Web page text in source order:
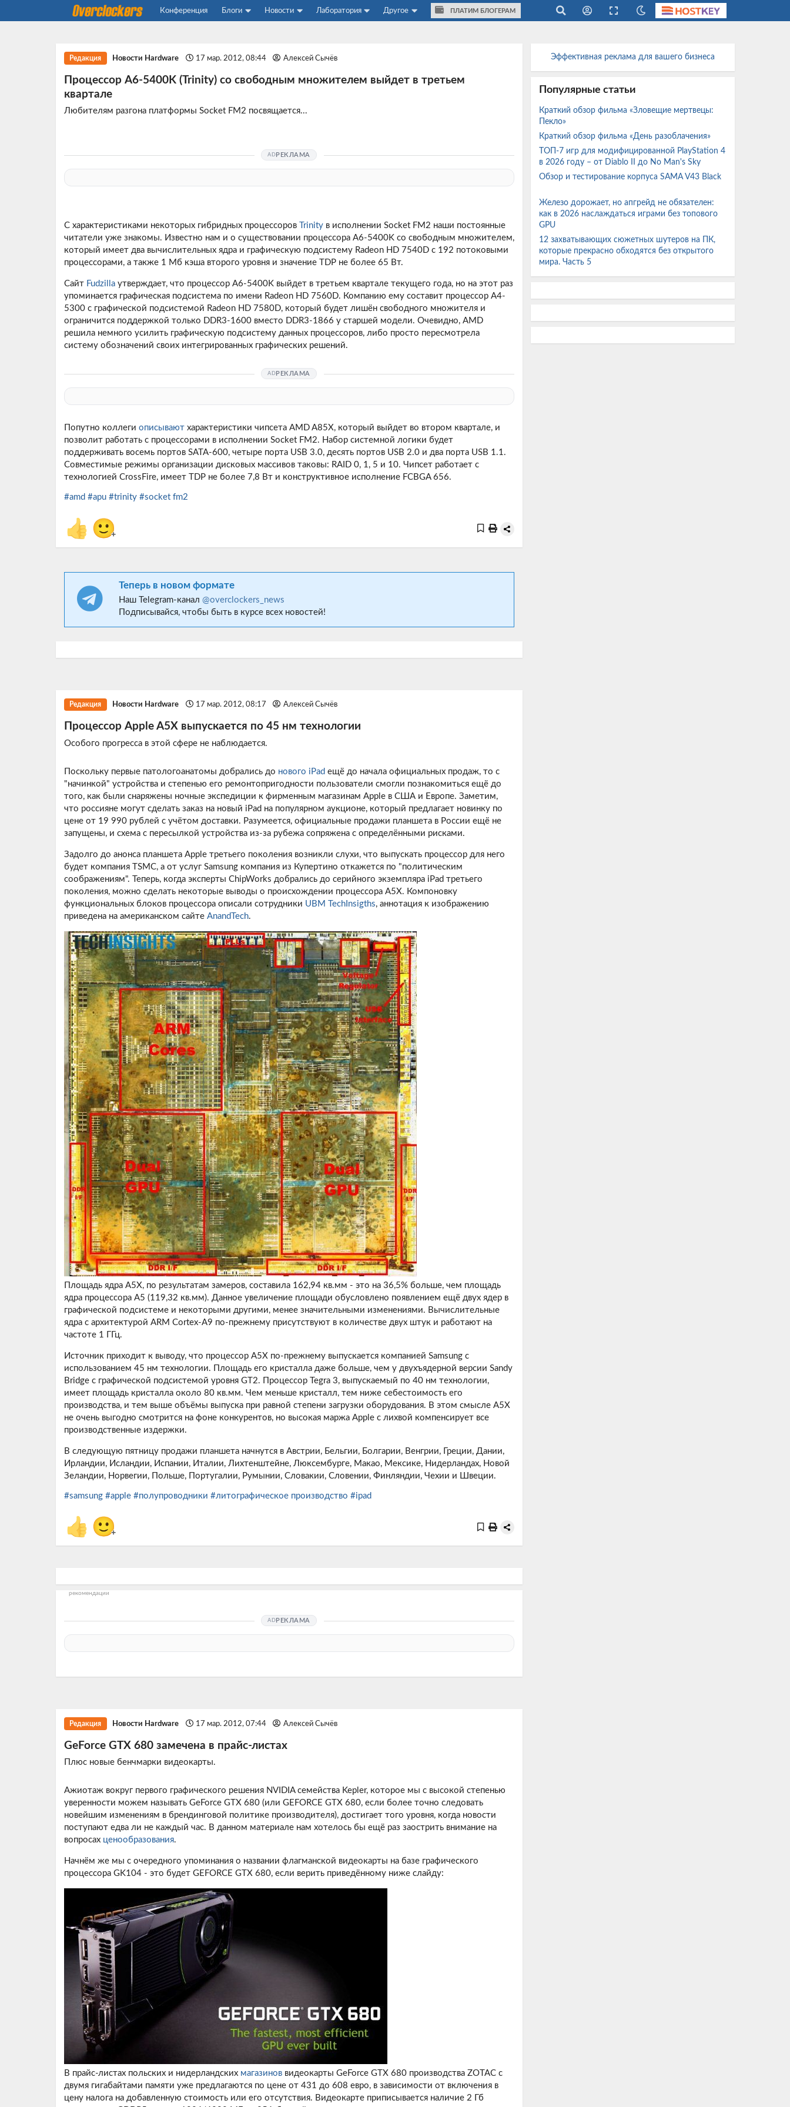
Конференция Блоги Новости Лаборатория Другое ПЛАТИМ БЛОГЕРАМ
Редакция Новости Hardware 17 мар. 2012, 08:44 Алексей Сычёв
Процессор A6-5400K (Trinity) со свободным множителем выйдет в третьем
квартале
Любителям разгона платформы Socket FM2 посвящается...
РЕКЛАМА
С характеристиками некоторых гибридных процессоров Trinityв исполнении Socket FM2 наши постоянные
читатели уже знакомы. Известно нам и о существовании процессора A6-5400K со свободным множителем,
который имеет два вычислительных ядра и графическую подсистему Radeon HD 7540D с 192 потоковыми
процессорами, а также 1 Мб кэша второго уровня и значение TDP не более 65 Вт.
Сайт Fudzillaутверждает, что процессор A6-5400K выйдет в третьем квартале текущего года, но на этот раз
упоминается графическая подсистема по имени Radeon HD 7560D. Компанию ему составит процессор A4-
5300 с графической подсистемой Radeon HD 7580D, который будет лишён свободного множителя и
ограничится поддержкой только DDR3-1600 вместо DDR3-1866 у старшей модели. Очевидно, AMD
решила немного усилить графическую подсистему данных процессоров, либо просто пересмотрела
систему обозначений своих интегрированных графических решений.
РЕКЛАМА
Попутно коллеги описываютхарактеристики чипсета AMD A85X, который выйдет во втором квартале, и
позволит работать с процессорами в исполнении Socket FM2. Набор системной логики будет
поддерживать восемь портов SATA-600, четыре порта USB 3.0, десять портов USB 2.0 и два порта USB 1.1.
Совместимые режимы организации дисковых массивов таковы: RAID 0, 1, 5 и 10. Чипсет работает с
технологией CrossFire, имеет TDP не более 7,8 Вт и конструктивное исполнение FCBGA 656.
#amd #apu #trinity #socket fm2
👍 🙂
+
Теперь в новом формате
Наш Telegram-канал @overclockers_news
Подписывайся, чтобы быть в курсе всех новостей!
Редакция Новости Hardware 17 мар. 2012, 08:17 Алексей Сычёв
Процессор Apple A5X выпускается по 45 нм технологии
Особого прогресса в этой сфере не наблюдается.
Поскольку первые патологоанатомы добрались до нового iPad ещё до начала официальных продаж, то с
"начинкой" устройства и степенью его ремонтопригодности пользователи смогли познакомиться ещё до
того, как были снаряжены ночные экспедиции к фирменным магазинам Apple в США и Европе. Заметим,
что россияне могут сделать заказ на новый iPad на популярном аукционе, который предлагает новинку по
цене от 19 990 рублей с учётом доставки. Разумеется, официальные продажи планшета в России ещё не
запущены, и схема с пересылкой устройства из-за рубежа сопряжена с определёнными рисками.
Задолго до анонса планшета Apple третьего поколения возникли слухи, что выпускать процессор для него
будет компания TSMC, а от услуг Samsung компания из Купертино откажется по "политическим
соображениям". Теперь, когда эксперты ChipWorks добрались до серийного экземпляра iPad третьего
поколения, можно сделать некоторые выводы о происхождении процессора A5X. Компоновку
функциональных блоков процессора описали сотрудники UBM TechInsigths, аннотация к изображению
приведена на американском сайте AnandTech.
Площадь ядра A5X, по результатам замеров, составила 162,94 кв.мм - это на 36,5% больше, чем площадь
ядра процессора A5 (119,32 кв.мм). Данное увеличение площади обусловлено появлением ещё двух ядер в
графической подсистеме и некоторыми другими, менее значительными изменениями. Вычислительные
ядра с архитектурой ARM Cortex-A9 по-прежнему присутствуют в количестве двух штук и работают на
частоте 1 ГГц.
Источник приходит к выводу, что процессор A5X по-прежнему выпускается компанией Samsung с
использованием 45 нм технологии. Площадь его кристалла даже больше, чем у двухъядерной версии Sandy
Bridge с графической подсистемой уровня GT2. Процессор Tegra 3, выпускаемый по 40 нм технологии,
имеет площадь кристалла около 80 кв.мм. Чем меньше кристалл, тем ниже себестоимость его
производства, и тем выше объёмы выпуска при равной степени загрузки оборудования. В этом смысле A5X
не очень выгодно смотрится на фоне конкурентов, но высокая маржа Apple с лихвой компенсирует все
производственные издержки.
В следующую пятницу продажи планшета начнутся в Австрии, Бельгии, Болгарии, Венгрии, Греции, Дании,
Ирландии, Исландии, Испании, Италии, Лихтенштейне, Люксембурге, Макао, Мексике, Нидерландах, Новой
Зеландии, Норвегии, Польше, Португалии, Румынии, Словакии, Словении, Финляндии, Чехии и Швеции.
#samsung #apple #полупроводники #литографическое производство #ipad
👍 🙂
+
рекомендации
РЕКЛАМА
Редакция Новости Hardware 17 мар. 2012, 07:44 Алексей Сычёв
GeForce GTX 680 замечена в прайс-листах
Плюс новые бенчмарки видеокарты.
Ажиотаж вокруг первого графического решения NVIDIA семейства Kepler, которое мы с высокой степенью
уверенности можем называть GeForce GTX 680 (или GEFORCE GTX 680, если более точно следовать
новейшим изменениям в брендинговой политике производителя), достигает того уровня, когда новости
поступают едва ли не каждый час. В данном материале нам хотелось бы ещё раз заострить внимание на
вопросах ценообразования.
Начнём же мы с очередного упоминания о названии флагманской видеокарты на базе графического
процессора GK104 - это будет GEFORCE GTX 680, если верить приведённому ниже слайду:
В прайс-листах польских и нидерландских магазиноввидеокарты GeForce GTX 680 производства ZOTAC с
двумя гигабайтами памяти уже предлагаются по цене от 431 до 608 евро, в зависимости от включения в
цену налога на добавленную стоимость или его отсутствия. Видеокарте приписывается наличие 2 Гб
Эффективная реклама для вашего бизнеса
Популярные статьи
Краткий обзор фильма «Зловещие мертвецы:
Пекло»
Краткий обзор фильма «День разоблачения»
ТОП-7 игр для модифицированной PlayStation 4
в 2026 году – от Diablo II до No Man's Sky
Обзор и тестирование корпуса SAMA V43 Black
Железо дорожает, но апгрейд не обязателен:
как в 2026 наслаждаться играми без топового
GPU
12 захватывающих сюжетных шутеров на ПК,
которые прекрасно обходятся без открытого
мира. Часть 5